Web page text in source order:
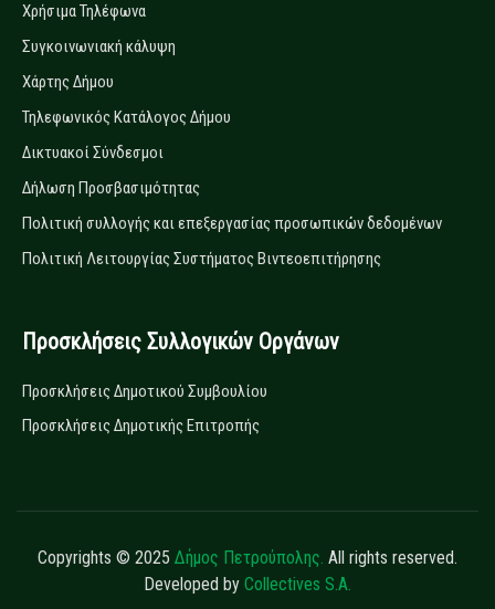
Χρήσιμα Τηλέφωνα
Συγκοινωνιακή κάλυψη
Χάρτης Δήμου
Τηλεφωνικός Κατάλογος Δήμου
Δικτυακοί Σύνδεσμοι
Δήλωση Προσβασιμότητας
Πολιτική συλλογής και επεξεργασίας προσωπικών δεδομένων
Πολιτική Λειτουργίας Συστήματος Βιντεοεπιτήρησης
Προσκλήσεις Συλλογικών Οργάνων
Προσκλήσεις Δημοτικού Συμβουλίου
Προσκλήσεις Δημοτικής Επιτροπής
Copyrights © 2025 Δήμος Πετρούπολης. All rights reserved.
Developed by Collectives S.A.